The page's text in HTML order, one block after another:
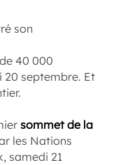
son
40 000
20 septembre. Et
sommet de la
les Nations
samedi 21